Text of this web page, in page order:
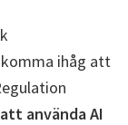
ihåg att
använda AI